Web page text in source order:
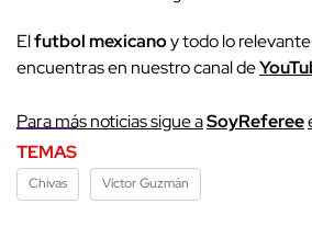
Elfutbol mexicanoy todo lo
encuentras en nuestro canal de
Para más noticias sigue aSoyReferee
TEMAS
Chivas Víctor Guzmán